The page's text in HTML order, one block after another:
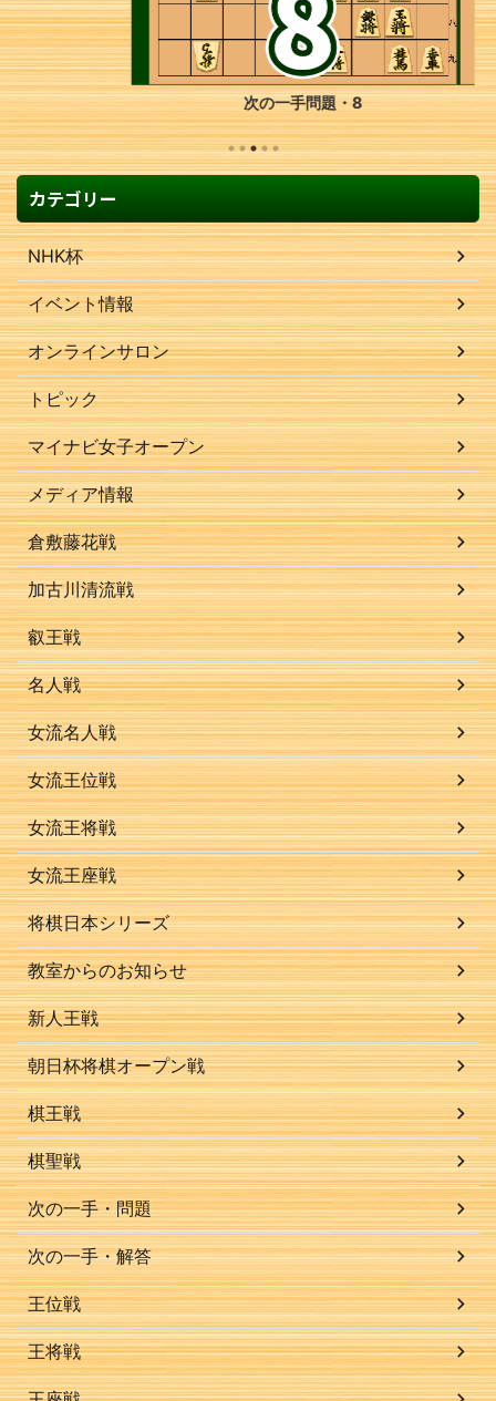
次の一手問題・8
カテゴリー
NHK杯
イベント情報
オンラインサロン
トピック
マイナビ女子オープン
メディア情報
倉敷藤花戦
加古川清流戦
叡王戦
名人戦
女流名人戦
女流王位戦
女流王将戦
女流王座戦
将棋日本シリーズ
教室からのお知らせ
新人王戦
朝日杯将棋オープン戦
棋王戦
棋聖戦
次の一手・問題
次の一手・解答
王位戦
王将戦